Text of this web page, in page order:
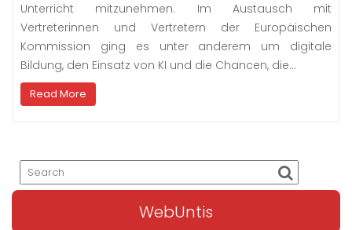
Unterricht mitzunehmen. Im Austausch mit
Vertreterinnen und Vertretern der Europäischen
Kommission ging es unter anderem um digitale
Bildung, den Einsatz von KI und die Chancen, die…
Read More
WebUntis